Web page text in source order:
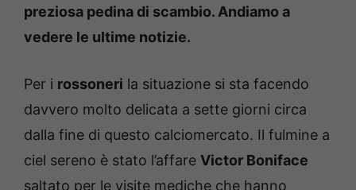
preziosa pedina di scambio. Andiamo a
vedere le ultime notizie.
Per i rossoneri la situazione si sta facendo
davvero molto delicata a sette giorni circa
dalla fine di questo calciomercato. Il fulmine a
ciel sereno è stato l’affare Victor Boniface
saltato per le visite mediche che hanno